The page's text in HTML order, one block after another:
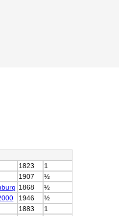
1823
1
1907
½
1868
½
1946
½
1883
1